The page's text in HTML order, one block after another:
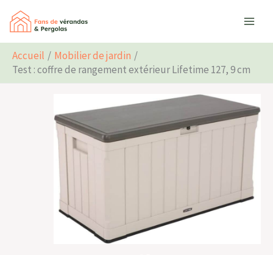
Aller
contenu
Accueil
Mobilier de jardin
Test : coffre de rangement extérieur Lifetime 127, 9 cm
Rechercher